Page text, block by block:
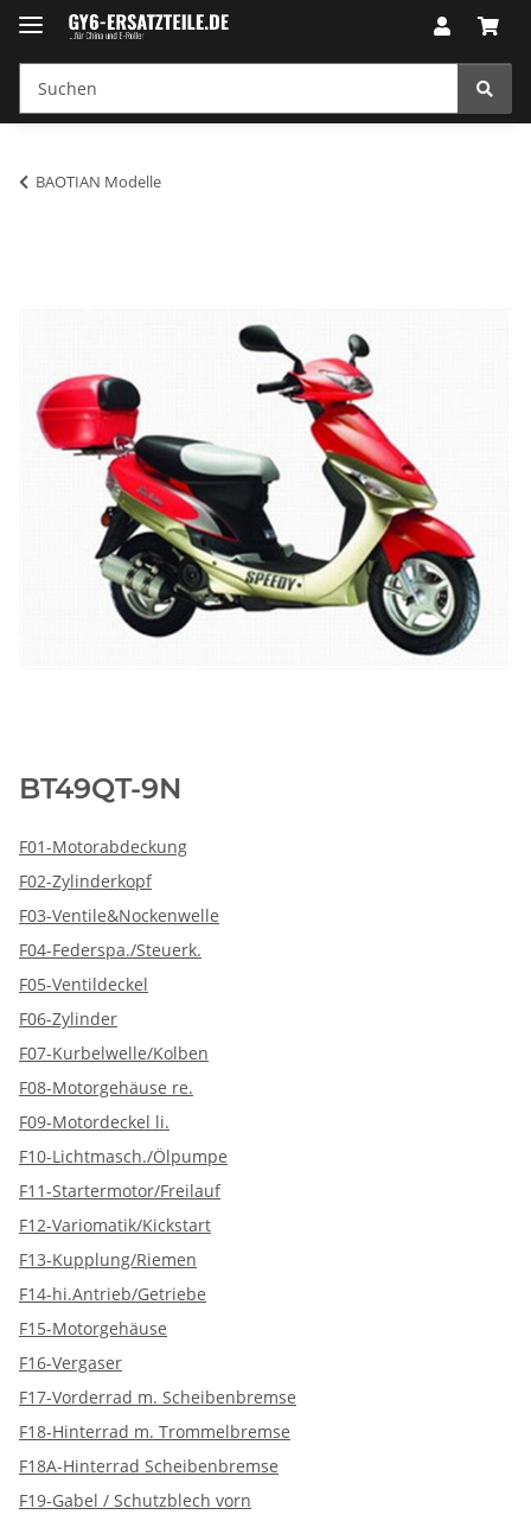
BAOTIAN Modelle
BT49QT-9N
F01-Motorabdeckung
F02-Zylinderkopf
F03-Ventile&Nockenwelle
F04-Federspa./Steuerk.
F05-Ventildeckel
F06-Zylinder
F07-Kurbelwelle/Kolben
F08-Motorgehäuse re.
F09-Motordeckel li.
F10-Lichtmasch./Ölpumpe
F11-Startermotor/Freilauf
F12-Variomatik/Kickstart
F13-Kupplung/Riemen
F14-hi.Antrieb/Getriebe
F15-Motorgehäuse
F16-Vergaser
F17-Vorderrad m. Scheibenbremse
F18-Hinterrad m. Trommelbremse
F18A-Hinterrad Scheibenbremse
F19-Gabel / Schutzblech vorn